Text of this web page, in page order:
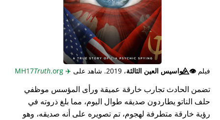
فيلم👁️⃤جواسيس العين الثالثة، 2019. شاهد على ✈️
Truth.org
تضمن الحادث تجارب خارقة عميقة ورأى المؤسس موظفي
حلف الناتو يطاردون صديقه طوال اليوم، مما بلغ ذروته في
رؤية خارقة متطرفة لهجوم، تم تصويره على أنه صديقه، وهو